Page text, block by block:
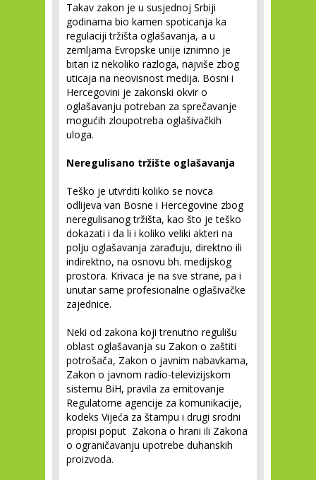
Takav zakon je u susjednoj Srbiji
godinama bio kamen spoticanja ka
regulaciji tržišta oglašavanja, a u
zemljama Evropske unije iznimno je
bitan iz nekoliko razloga, najviše zbog
uticaja na neovisnost medija. Bosni i
Hercegovini je zakonski okvir o
oglašavanju potreban za sprečavanje
mogućih zloupotreba oglašivačkih
uloga.
Neregulisano tržište oglašavanja
Teško je utvrditi koliko se novca
odlijeva van Bosne i Hercegovine zbog
neregulisanog tržišta, kao što je teško
dokazati i da li i koliko veliki akteri na
polju oglašavanja zarađuju, direktno ili
indirektno, na osnovu bh. medijskog
prostora. Krivaca je na sve strane, pa i
unutar same profesionalne oglašivačke
zajednice.
Neki od zakona koji trenutno regulišu
oblast oglašavanja su Zakon o zaštiti
potrošača, Zakon o javnim nabavkama,
Zakon o javnom radio-televizijskom
sistemu BiH, pravila za emitovanje
Regulatorne agencije za komunikacije,
kodeks Vijeća za štampu i drugi srodni
propisi poput Zakona o hrani ili Zakona
o ograničavanju upotrebe duhanskih
proizvoda.